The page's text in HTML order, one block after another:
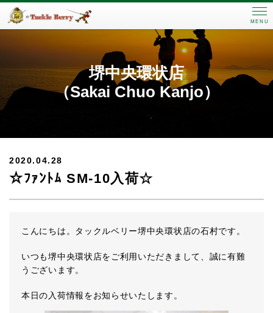
MENU
堺中央環状店
（Sakai Chuo Kanjo）
2020.04.28
☆ﾌｧﾝﾄﾑ SM-10入荷☆
こんにちは。タックルベリー堺中央環状店の石村です。
いつも堺中央環状店をご利用いただきまして、誠に有難
うございます。
本日の入荷情報をお知らせいたします。